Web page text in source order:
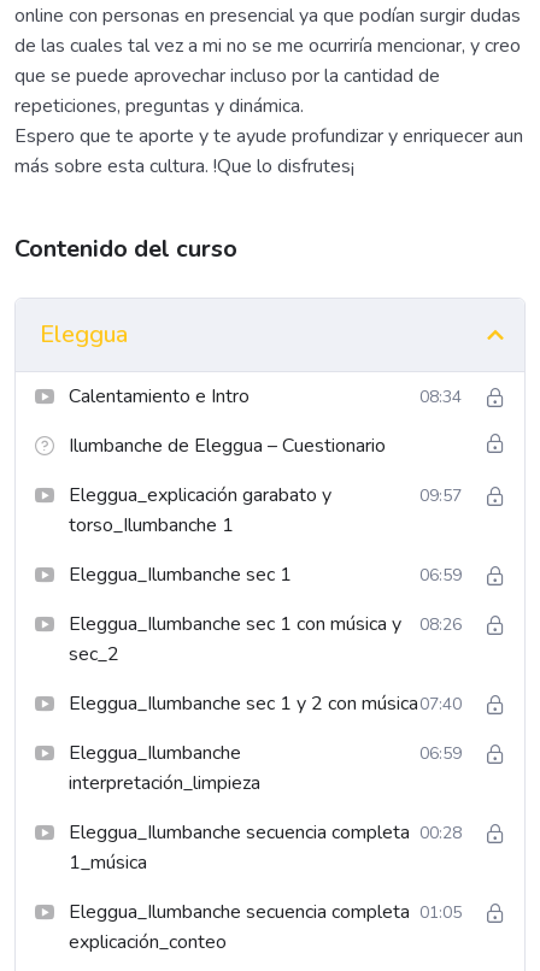
online con personas en presencial ya que podían surgir dudas
de las cuales tal vez a mi no se me ocurriría mencionar, y creo
que se puede aprovechar incluso por la cantidad de
repeticiones, preguntas y dinámica.
Espero que te aporte y te ayude profundizar y enriquecer aun
más sobre esta cultura. !Que lo disfrutes¡
Contenido del curso
Eleggua
Calentamiento e Intro 08:34
Ilumbanche de Eleggua – Cuestionario
Eleggua_explicación garabato y
torso_Ilumbanche 1
09:57
Eleggua_Ilumbanche sec 1 06:59
Eleggua_Ilumbanche sec 1 con música y
sec_2
08:26
Eleggua_Ilumbanche sec 1 y 2 con música07:40
Eleggua_Ilumbanche
interpretación_limpieza
06:59
Eleggua_Ilumbanche secuencia completa
1_música
00:28
Eleggua_Ilumbanche secuencia completa
explicación_conteo
01:05